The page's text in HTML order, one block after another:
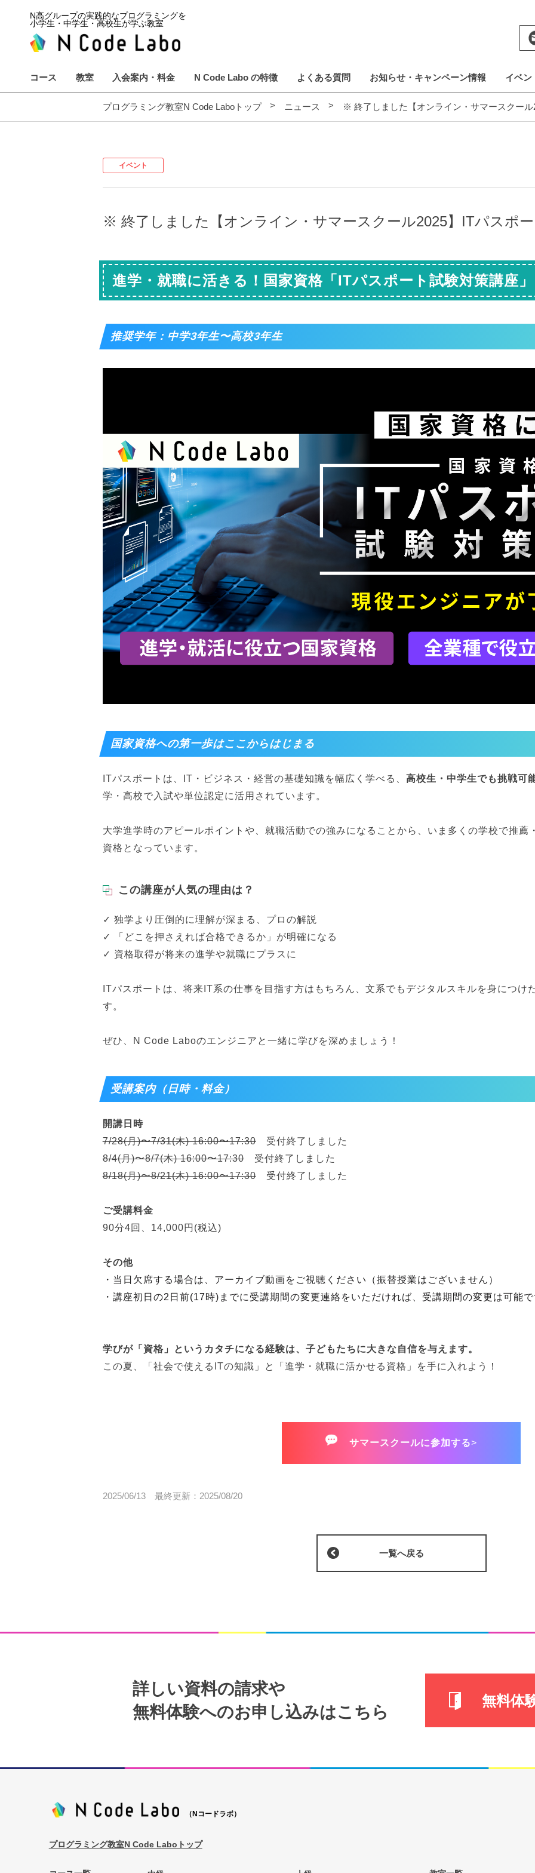
N高グループの実践的なプログラミングを
小学生・中学生・高校生が学ぶ教室
コース 教室 入会案内・料金 N Code Labo の特徴 よくある質問 お知らせ・キャンペーン情報 イベン
プログラミング教室N Code Laboトップ ニュース ※ 終了しました【オンライン・サマースクー
イベント
※ 終了しました【オンライン・サマースクール2025】ITパスポ
進学・就職に活きる！国家資格「ITパスポート試験対策講座」
推奨学年：中学3年生〜高校3年生
国家資格への第一歩はここからはじまる
ITパスポートは、IT・ビジネス・経営の基礎知識を幅広く学べる、 高校生・中学生でも挑戦可
学・高校で入試や単位認定に活用されています。
大学進学時のアピールポイントや、就職活動での強みになることから、いま多くの学校で推薦
資格となっています。
この講座が人気の理由は？
✓ 独学より圧倒的に理解が深まる、プロの解説
✓ 「どこを押さえれば合格できるか」が明確になる
✓ 資格取得が将来の進学や就職にプラスに
ITパスポートは、将来IT系の仕事を目指す方はもちろん、文系でもデジタルスキルを身につけ
す。
ぜひ、N Code Laboのエンジニアと一緒に学びを深めましょう！
受講案内（日時・料金）
開講日時
7/28(月)〜7/31(木) 16:00〜17:30受付終了しました
8/4(月)〜8/7(木) 16:00〜17:30受付終了しました
8/18(月)〜8/21(木) 16:00〜17:30受付終了しました
ご受講料金
90分4回、14,000円(税込)
その他
・当日欠席する場合は、アーカイブ動画をご視聴ください（振替授業はございません）
・講座初日の2日前(17時)までに受講期間の変更連絡をいただければ、受講期間の変更は可能
学びが「資格」というカタチになる経験は、子どもたちに大きな自信を与えます。
この夏、「社会で使えるITの知識」と「進学・就職に活かせる資格」を手に入れよう！
サマースクールに参加する>
2025/06/13 最終更新： 2025/08/20
一覧へ戻る
詳しい資料の請求や
無料体験へのお申し込みはこちら
無料体
（Nコードラボ）
プログラミング教室N Code Laboトップ